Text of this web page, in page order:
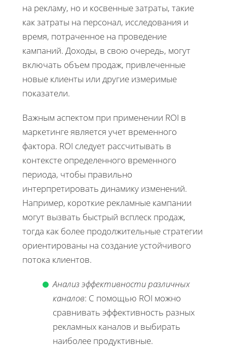
на рекламу, но и косвенные затраты, такие
как затраты на персонал, исследования и
время, потраченное на проведение
кампаний. Доходы, в свою очередь, могут
включать объем продаж, привлеченные
новые клиенты или другие измеримые
показатели.
Важным аспектом при применении ROI в
маркетинге является учет временного
фактора. ROI следует рассчитывать в
контексте определенного временного
периода, чтобы правильно
интерпретировать динамику изменений.
Например, короткие рекламные кампании
могут вызвать быстрый всплеск продаж,
тогда как более продолжительные стратегии
ориентированы на создание устойчивого
потока клиентов.
Анализ эффективности различных
каналов: С помощью ROI можно
сравнивать эффективность разных
рекламных каналов и выбирать
наиболее продуктивные.